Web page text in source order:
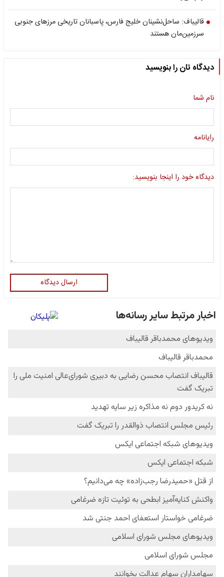
قالیباف: ساحل‌نشینان خلیج فارس، پاسبانان تاریخی مرزهای جنوبی
سرزمین‌مان هستند
دیدگاه تان را بنویسید
نام شما
رایانامه
دیدگاه خود را اینجا بنویسید:
ارسال دیدگاه